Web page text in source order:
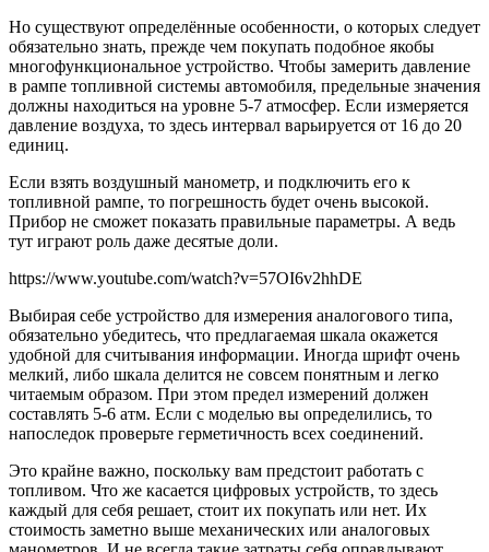
Но существуют определённые особенности, о которых следует
обязательно знать, прежде чем покупать подобное якобы
многофункциональное устройство. Чтобы замерить давление
в рампе топливной системы автомобиля, предельные значения
должны находиться на уровне 5-7 атмосфер. Если измеряется
давление воздуха, то здесь интервал варьируется от 16 до 20
единиц.
Если взять воздушный манометр, и подключить его к
топливной рампе, то погрешность будет очень высокой.
Прибор не сможет показать правильные параметры. А ведь
тут играют роль даже десятые доли.
https://www.youtube.com/watch?v=57OI6v2hhDE
Выбирая себе устройство для измерения аналогового типа,
обязательно убедитесь, что предлагаемая шкала окажется
удобной для считывания информации. Иногда шрифт очень
мелкий, либо шкала делится не совсем понятным и легко
читаемым образом. При этом предел измерений должен
составлять 5-6 атм. Если с моделью вы определились, то
напоследок проверьте герметичность всех соединений.
Это крайне важно, поскольку вам предстоит работать с
топливом. Что же касается цифровых устройств, то здесь
каждый для себя решает, стоит их покупать или нет. Их
стоимость заметно выше механических или аналоговых